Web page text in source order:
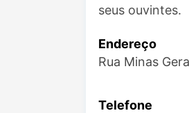
seus ouvintes.
Endereço
Rua Minas
Telefone